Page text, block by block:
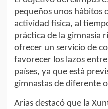
pequeños unos hábitos
actividad física, al
práctica de la gimnasia
ofrecer un servicio de
favorecer los lazos
países, ya que está
gimnastas de diferente
Arias destacó que la